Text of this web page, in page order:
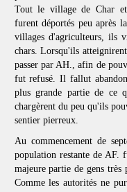
Tout le village de Char
furent déportés peu après
villages d'agriculteurs, ils
chars. Lorsqu'ils
passer par AH., afin de
fut refusé. Il fallut
plus grande partie de ce
chargèrent du peu qu'ils
sentier pierreux.
Au commencement de
population restante de AF.
majeure partie de gens très
Comme les autorités ne